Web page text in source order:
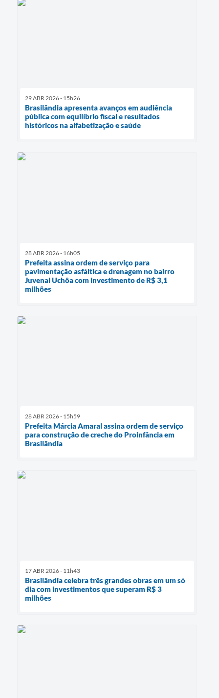
29 ABR 2026 - 15h26
Brasilândia apresenta avanços em audiência
pública com equilíbrio fiscal e resultados
históricos na alfabetização e saúde
28 ABR 2026 - 16h05
Prefeita assina ordem de serviço para
pavimentação asfáltica e drenagem no bairro
Juvenal Uchôa com investimento de R$ 3,1
milhões
28 ABR 2026 - 15h59
Prefeita Márcia Amaral assina ordem de serviço
para construção de creche do Proinfância em
Brasilândia
17 ABR 2026 - 11h43
Brasilândia celebra três grandes obras em um só
dia com investimentos que superam R$ 3
milhões